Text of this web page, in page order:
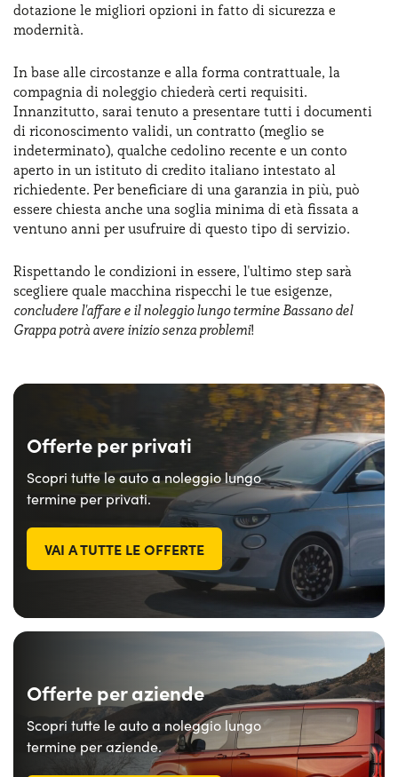
dotazione le migliori opzioni in fatto di sicurezza e
modernità.
In base alle circostanze e alla forma contrattuale, la
compagnia di noleggio chiederà certi requisiti.
Innanzitutto, sarai tenuto a presentare tutti i documenti
di riconoscimento validi, un contratto (meglio se
indeterminato), qualche cedolino recente e un conto
aperto in un istituto di credito italiano intestato al
richiedente. Per beneficiare di una garanzia in più, può
essere chiesta anche una soglia minima di età fissata a
ventuno anni per usufruire di questo tipo di servizio.
Rispettando le condizioni in essere, l'ultimo step sarà
scegliere quale macchina rispecchi le tue esigenze,
concludere l'affare e il noleggio lungo termine Bassano del
Grappa potrà avere inizio senza problemi!
Offerte per privati
Scopri tutte le auto a noleggio lungo
termine per privati.
VAI A TUTTE LE OFFERTE
Offerte per aziende
Scopri tutte le auto a noleggio lungo
termine per aziende.